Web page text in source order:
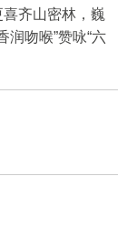
齐山密林，巍
润吻喉”赞咏“六